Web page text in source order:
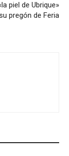
piel de Ubrique»
pregón de Feria